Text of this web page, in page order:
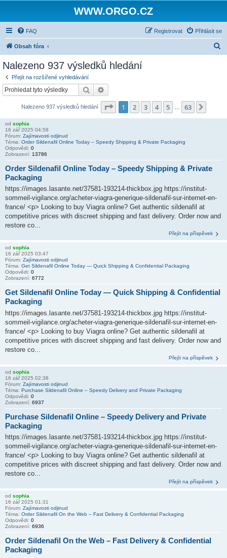
WWW.ORGO.CZ
FAQ Přihlásit se
Registrovat
Obsah fóra
Nalezeno 937 výsledků hledání
Přejít na rozšířené vyhledávání
Hledat
Nalezeno 937 výsledků hledání Stránka z 63
1 2 3 4 5 63
od sophia
16 zář 2025 04:58
Fórum: Zajímavosti odjinud
Téma: Order Sildenafil Online Today – Speedy Shipping & Private Packaging
Odpovědi: 0
Zobrazení: 13786
Order Sildenafil Online Today – Speedy Shipping & Private
Packaging
https://images.lasante.net/37581-193214-thickbox.jpg https://institut-
sommeil-vigilance.org/acheter-viagra-generique-sildenafil-sur-internet-en-
france/ <p> Looking to buy Viagra online? Get authentic sildenafil at
competitive prices with discreet shipping and fast delivery. Order now and
restore co...
Přejít na příspěvek
od sophia
16 zář 2025 03:47
Fórum: Zajímavosti odjinud
Téma: Get Sildenafil Online Today — Quick Shipping & Confidential Packaging
Odpovědi: 0
Zobrazení: 6772
Get Sildenafil Online Today — Quick Shipping & Confidential
Packaging
https://images.lasante.net/37581-193214-thickbox.jpg https://institut-
sommeil-vigilance.org/acheter-viagra-generique-sildenafil-sur-internet-en-
france/ <p> Looking to buy Viagra online? Get authentic sildenafil at
competitive prices with discreet shipping and fast delivery. Order now and
restore co...
Přejít na příspěvek
od sophia
16 zář 2025 02:38
Fórum: Zajímavosti odjinud
Téma: Purchase Sildenafil Online – Speedy Delivery and Private Packaging
Odpovědi: 0
Zobrazení: 6937
Purchase Sildenafil Online – Speedy Delivery and Private
Packaging
https://images.lasante.net/37581-193214-thickbox.jpg https://institut-
sommeil-vigilance.org/acheter-viagra-generique-sildenafil-sur-internet-en-
france/ <p> Looking to buy Viagra online? Get authentic sildenafil at
competitive prices with discreet shipping and fast delivery. Order now and
restore co...
Přejít na příspěvek
od sophia
16 zář 2025 01:31
Fórum: Zajímavosti odjinud
Téma: Order Sildenafil On the Web – Fast Delivery & Confidential Packaging
Odpovědi: 0
Zobrazení: 6936
Order Sildenafil On the Web – Fast Delivery & Confidential
Packaging